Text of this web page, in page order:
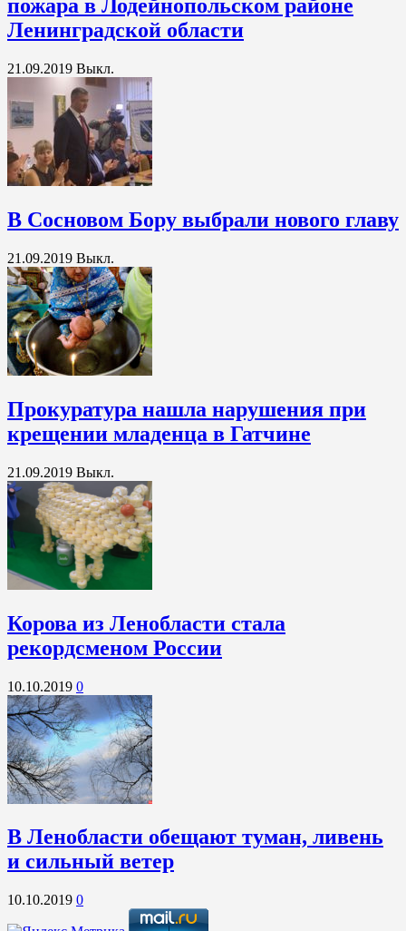
пожара в Лодейнопольском районе
Ленинградской области
21.09.2019 Выкл.
В Сосновом Бору выбрали нового главу
21.09.2019 Выкл.
Прокуратура нашла нарушения при
крещении младенца в Гатчине
21.09.2019 Выкл.
Корова из Ленобласти стала
рекордсменом России
10.10.2019 0
В Ленобласти обещают туман, ливень
и сильный ветер
10.10.2019 0